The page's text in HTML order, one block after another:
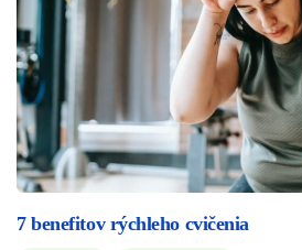
7 benefitov rýchleho cvičenia